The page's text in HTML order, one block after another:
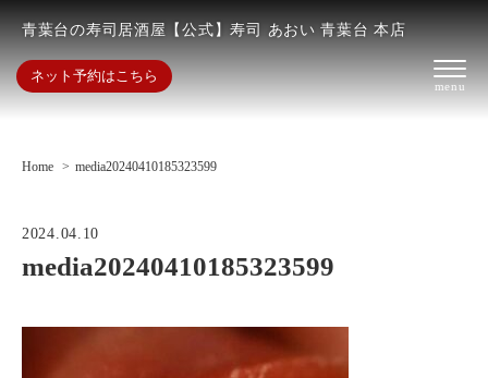
青葉台の寿司居酒屋【公式】寿司 あおい 青葉台 本店
ネット予約はこちら
Home media20240410185323599
2024.04.10
media20240410185323599